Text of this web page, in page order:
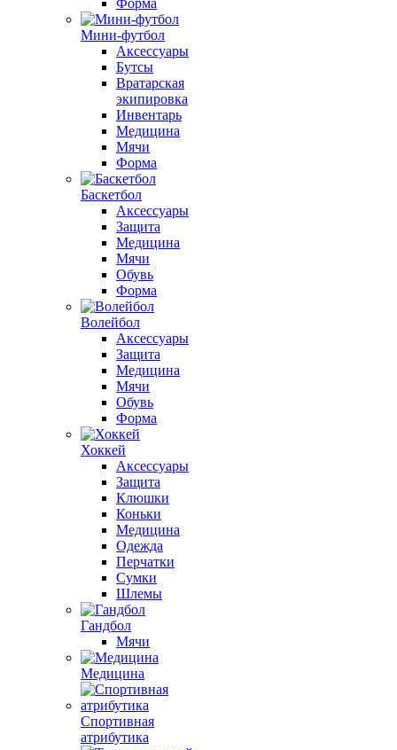
Форма
Мини-футбол
Аксессуары
Бутсы
Вратарская
экипировка
Инвентарь
Медицина
Мячи
Форма
Баскетбол
Аксессуары
Защита
Медицина
Мячи
Обувь
Форма
Волейбол
Аксессуары
Защита
Медицина
Мячи
Обувь
Форма
Хоккей
Аксессуары
Защита
Клюшки
Коньки
Медицина
Одежда
Перчатки
Сумки
Шлемы
Гандбол
Мячи
Медицина
Спортивная
атрибутика